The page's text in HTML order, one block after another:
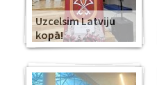
Uzcelsim Latviju
kopā!